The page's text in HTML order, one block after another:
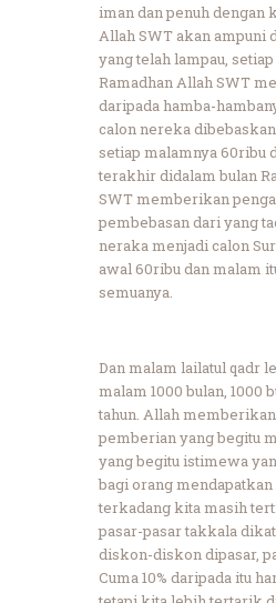
iman dan penuh dengan
Allah SWT akan ampuni
yang telah lampau,
Ramadhan Allah SWT
daripada hamba-
calon nereka
setiap malamnya 60ribu
terakhir didalam bulan
SWT memberikan
pembebasan dari yang
neraka menjadi calon
awal 60ribu dan malam
semuanya.
Dan malam lailatul qadr
malam 1000 bulan, 1000
tahun. Allah
pemberian yang begitu
yang begitu istimewa
bagi orang mendapatkan
terkadang kita masih
pasar-pasar takkala
diskon-diskon dipasar,
Cuma 10% daripada itu